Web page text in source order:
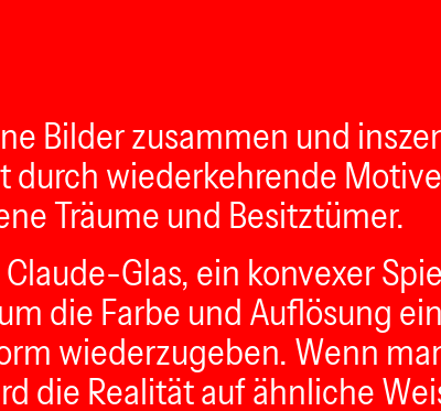
Bilder zusammen und
durch wiederkehrende
Träume und Besitztümer.
Glas, ein konvexer
die Farbe und Auflösung
wiederzugeben. Wenn
die Realität auf ähnliche